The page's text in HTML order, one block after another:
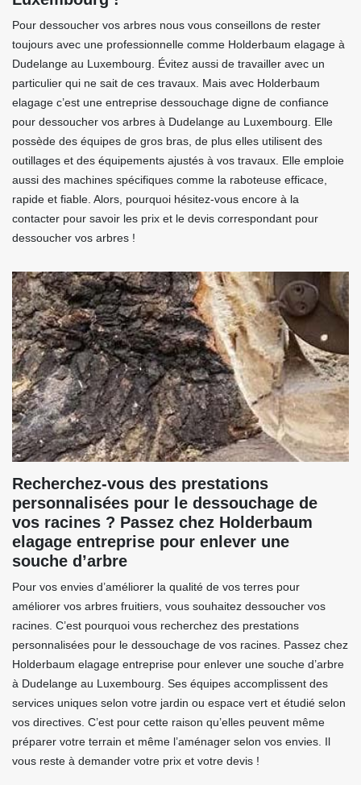
Pour dessoucher vos arbres nous vous conseillons de rester
toujours avec une professionnelle comme Holderbaum elagage à
Dudelange au Luxembourg. Évitez aussi de travailler avec un
particulier qui ne sait de ces travaux. Mais avec Holderbaum
elagage c’est une entreprise dessouchage digne de confiance
pour dessoucher vos arbres à Dudelange au Luxembourg. Elle
possède des équipes de gros bras, de plus elles utilisent des
outillages et des équipements ajustés à vos travaux. Elle emploie
aussi des machines spécifiques comme la raboteuse efficace,
rapide et fiable. Alors, pourquoi hésitez-vous encore à la
contacter pour savoir les prix et le devis correspondant pour
dessoucher vos arbres !
Recherchez-vous des prestations
personnalisées pour le dessouchage de
vos racines ? Passez chez Holderbaum
elagage entreprise pour enlever une
souche d’arbre
Pour vos envies d’améliorer la qualité de vos terres pour
améliorer vos arbres fruitiers, vous souhaitez dessoucher vos
racines. C’est pourquoi vous recherchez des prestations
personnalisées pour le dessouchage de vos racines. Passez chez
Holderbaum elagage entreprise pour enlever une souche d’arbre
à Dudelange au Luxembourg. Ses équipes accomplissent des
services uniques selon votre jardin ou espace vert et étudié selon
vos directives. C’est pour cette raison qu’elles peuvent même
préparer votre terrain et même l’aménager selon vos envies. Il
vous reste à demander votre prix et votre devis !